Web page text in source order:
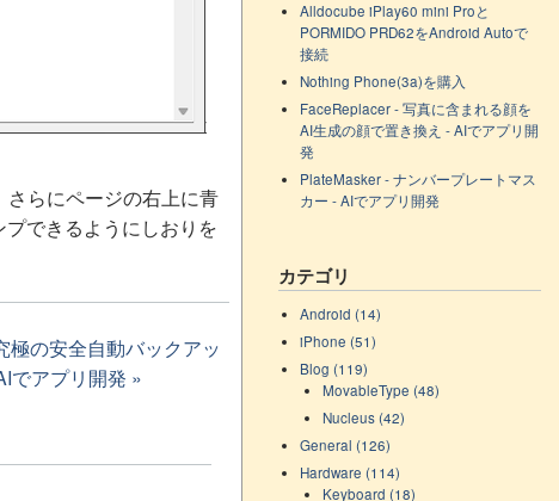
らにページの右上に青
できるようにしおりを
極の安全自動バックアッ
でアプリ開発 »
Alldocube iPlay60 mini Proと
PORMIDO PRD62をAndroid Autoで
接続
Nothing Phone(3a)を購入
FaceReplacer - 写真に含まれる顔を
AI生成の顔で置き換え - AIでアプリ開
発
PlateMasker - ナンバープレートマス
カー - AIでアプリ開発
カテゴリ
Android (14)
iPhone (51)
Blog (119)
MovableType (48)
Nucleus (42)
General (126)
Hardware (114)
Keyboard (18)